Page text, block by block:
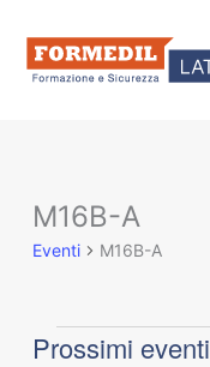
contenuto
M16B-A
Eventi M16B-A
Eventi
Prossimi eventi